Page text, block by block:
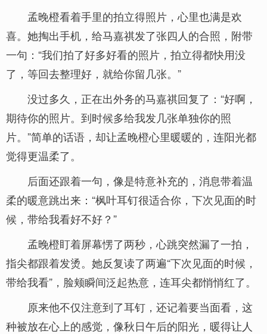
孟晚橙看着手里的拍立得照片，心里也满是欢
喜。她掏出手机，给马嘉祺发了张四人的合照，附带
一句：“我们拍了好多好看的照片，拍立得都快用没
了，等回去整理好，就给你留几张。”
没过多久，正在出外务的马嘉祺回复了：“好啊，
期待你的照片。到时候多给我发几张单独你的照
片。”简单的话语，却让孟晚橙心里暖暖的，连阳光都
觉得更温柔了。
后面还跟着一句，像是特意补充的，消息带着温
柔的暖意跳出来：“枫叶耳钉很适合你，下次见面的时
候，带给我看好不好？”
孟晚橙盯着屏幕愣了两秒，心跳突然漏了一拍，
指尖都跟着发烫。她反复读了两遍“下次见面的时候，
带给我看”，脸颊瞬间泛起热意，连耳尖都悄悄红了。
原来他不仅注意到了耳钉，还记着要当面看，这
种被放在心上的感觉，像秋日午后的阳光，暖得让人